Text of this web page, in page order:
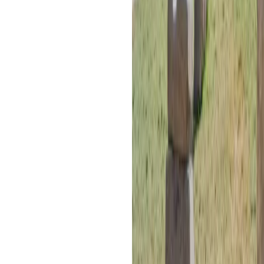
1) ¿Cuál es la mejor época
La temporada seca
firmes; si prefieres paisajes
solo ajusta impermeable y calzado.
2) ¿Cuántos días se
del Valle Sagrado?
Con 1 día cubres un circuito
los pueblos, sumas aventura y
3) ¿Qué ver en el Valle
Los imprescindibles: Pisac,
Moray. Si buscas calma, añade
4) ¿Conviene alojarse en
Si tienes pocos días, Cusco es